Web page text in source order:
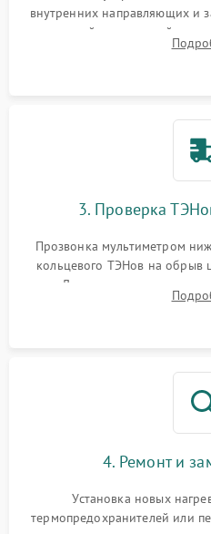
внутренних направляющих и
задней или верхней
нагревательным
3. Проверка
Прозвонка мультиметром
кольцевого ТЭНов на обрыв
Диагностика термостата,
переключателя
4. Ремонт и
Установка новых
термопредохранителей или